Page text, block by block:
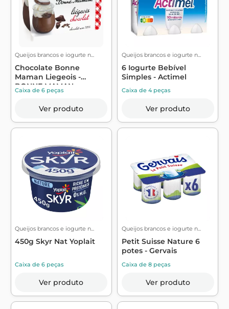
Queijos brancos e iogurte n...
Chocolate Bonne
Maman Liegeois -
BONNE MAMAN
Caixa de 6 peças
Ver produto
Queijos brancos e iogurte n...
6 Iogurte Bebível
Simples - Actimel
Caixa de 4 peças
Ver produto
Queijos brancos e iogurte n...
450g Skyr Nat Yoplait
Caixa de 6 peças
Ver produto
Queijos brancos e iogurte n...
Petit Suisse Nature 6
potes - Gervais
Caixa de 8 peças
Ver produto